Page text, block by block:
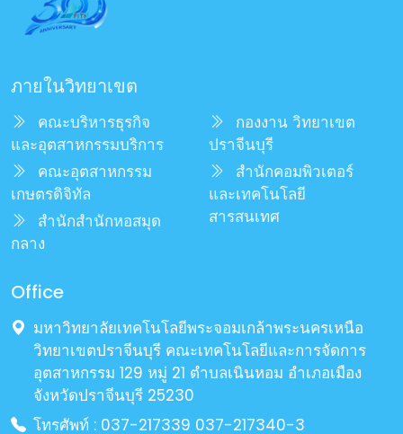
ภายในวิทยาเขต
และอุตสาหกรรมบริการ
เกษตรดิจิทัล
กลาง
ปราจีนบุรี
และเทคโนโลยี
สารสนเทศ
Office
มหาวิทยาลัยเทคโนโลยีพระจอมเกล้าพระนครเหนือ
วิทยาเขตปราจีนบุรี คณะเทคโนโลยีและการจัดการ
อุตสาหกรรม 129 หมู่ 21 ตำบลเนินหอม อำเภอเมือง
จังหวัดปราจีนบุรี 25230
โทรศัพท์ : 037-217339 037-217340-3